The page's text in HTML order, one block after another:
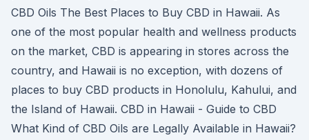
CBD Oils The Best Places to Buy CBD in Hawaii. As
one of the most popular health and wellness products
on the market, CBD is appearing in stores across the
country, and Hawaii is no exception, with dozens of
places to buy CBD products in Honolulu, Kahului, and
the Island of Hawaii. CBD in Hawaii - Guide to CBD
What Kind of CBD Oils are Legally Available in Hawaii?